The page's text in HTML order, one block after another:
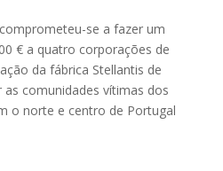
se a fazer um
€ a quatro corporações de
da fábrica Stellantis de
comunidades vítimas dos
o norte e centro de Portugal